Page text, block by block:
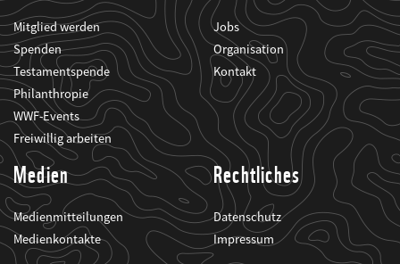
Mitglied werden
Spenden
Testamentspende
Philanthropie
WWF-Events
Freiwillig arbeiten
Jobs
Organisation
Kontakt
Medien
Medienmitteilungen
Medienkontakte
Rechtliches
Datenschutz
Impressum